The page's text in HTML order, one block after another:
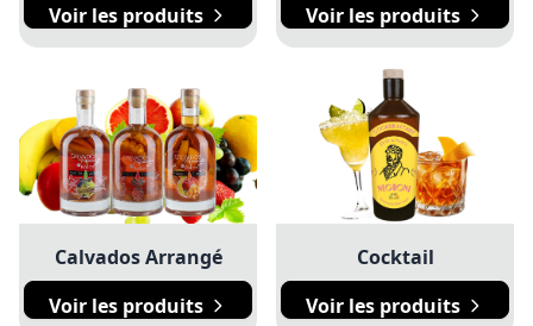
Voir les produits
Voir les produits
Calvados Arrangé
Voir les produits
Cocktail
Voir les produits